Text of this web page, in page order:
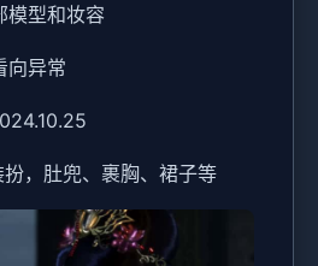
模型和妆容
向异常
，肚兜、裹胸、裙子等